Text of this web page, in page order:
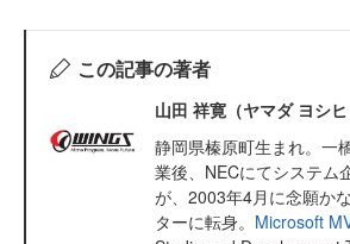
この記事の著者
山田 祥寛（ヤマダ ヨシヒ
静岡県榛原町生まれ。一
業後、NECにてシステム
が、2003年4月に念願か
ターに転身。 Microsoft